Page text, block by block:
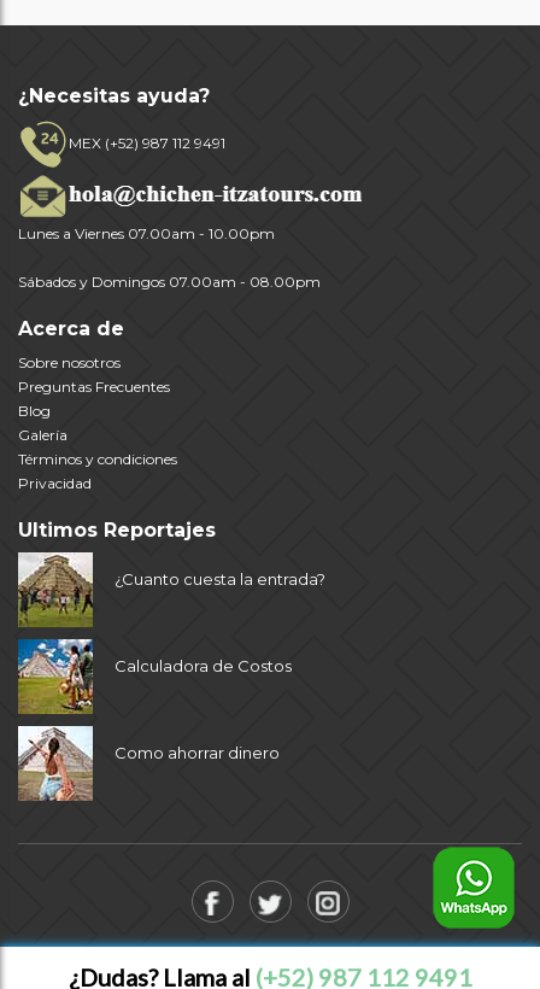
¿Dudas? Llama al (+52) 987 112 9491
¿Necesitas ayuda?
MEX (+52) 987 112 9491
Lunes a Viernes 07.00am - 10.00pm
Sábados y Domingos 07.00am - 08.00pm
Acerca de
Sobre nosotros
Preguntas Frecuentes
Blog
Galería
Términos y condiciones
Privacidad
Ultimos Reportajes
¿Cuanto cuesta la entrada?
Calculadora de Costos
Como ahorrar dinero